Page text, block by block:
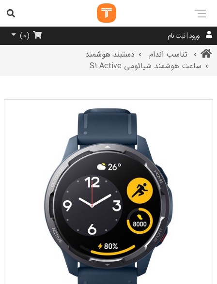
ورود | ثبت نام (
0
)
تناسب اندام
دستبند هوشمند
ساعت هوشمند شیائومی S1 Active